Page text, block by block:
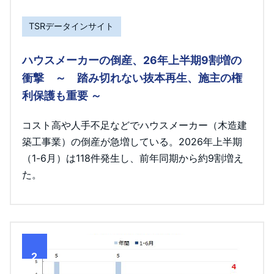
TSRデータインサイト
ハウスメーカーの倒産、26年上半期9割増の
衝撃 ～ 踏み切れない抜本再生、施主の権
利保護も重要 ～
コスト高や人手不足などでハウスメーカー（木造建
築工事業）の倒産が急増している。2026年上半期
（1-6月）は118件発生し、前年同期から約9割増え
た。
2